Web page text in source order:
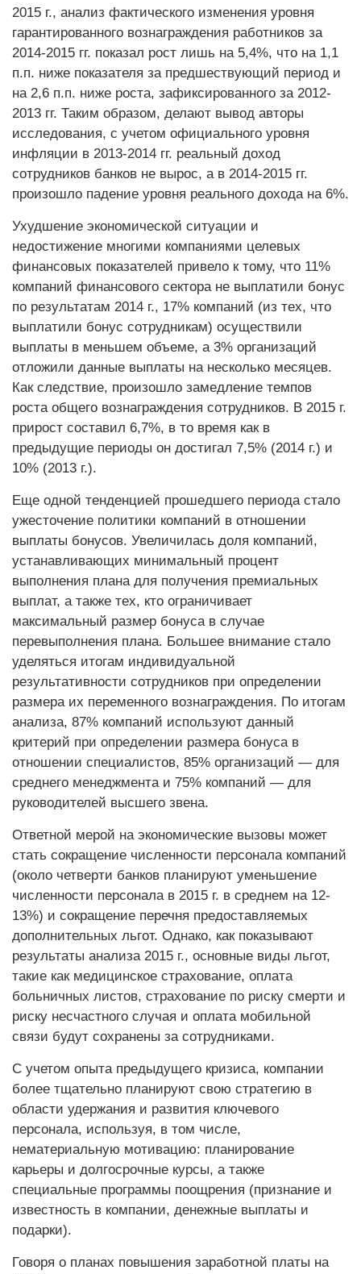
2015 г., анализ фактического изменения уровня
гарантированного вознаграждения работников за
2014-2015 гг. показал рост лишь на 5,4%, что на 1,1
п.п. ниже показателя за предшествующий период и
на 2,6 п.п. ниже роста, зафиксированного за 2012-
2013 гг. Таким образом, делают вывод авторы
исследования, с учетом официального уровня
инфляции в 2013-2014 гг. реальный доход
сотрудников банков не вырос, а в 2014-2015 гг.
произошло падение уровня реального дохода на 6%.
Ухудшение экономической ситуации и
недостижение многими компаниями целевых
финансовых показателей привело к тому, что 11%
компаний финансового сектора не выплатили бонус
по результатам 2014 г., 17% компаний (из тех, что
выплатили бонус сотрудникам) осуществили
выплаты в меньшем объеме, а 3% организаций
отложили данные выплаты на несколько месяцев.
Как следствие, произошло замедление темпов
роста общего вознаграждения сотрудников. В 2015 г.
прирост составил 6,7%, в то время как в
предыдущие периоды он достигал 7,5% (2014 г.) и
10% (2013 г.).
Еще одной тенденцией прошедшего периода стало
ужесточение политики компаний в отношении
выплаты бонусов. Увеличилась доля компаний,
устанавливающих минимальный процент
выполнения плана для получения премиальных
выплат, а также тех, кто ограничивает
максимальный размер бонуса в случае
перевыполнения плана. Большее внимание стало
уделяться итогам индивидуальной
результативности сотрудников при определении
размера их переменного вознаграждения. По итогам
анализа, 87% компаний используют данный
критерий при определении размера бонуса в
отношении специалистов, 85% организаций — для
среднего менеджмента и 75% компаний — для
руководителей высшего звена.
Ответной мерой на экономические вызовы может
стать сокращение численности персонала компаний
(около четверти банков планируют уменьшение
численности персонала в 2015 г. в среднем на 12-
13%) и сокращение перечня предоставляемых
дополнительных льгот. Однако, как показывают
результаты анализа 2015 г., основные виды льгот,
такие как медицинское страхование, оплата
больничных листов, страхование по риску смерти и
риску несчастного случая и оплата мобильной
связи будут сохранены за сотрудниками.
С учетом опыта предыдущего кризиса, компании
более тщательно планируют свою стратегию в
области удержания и развития ключевого
персонала, используя, в том числе,
нематериальную мотивацию: планирование
карьеры и долгосрочные курсы, а также
специальные программы поощрения (признание и
известность в компании, денежные выплаты и
подарки).
Говоря о планах повышения заработной платы на